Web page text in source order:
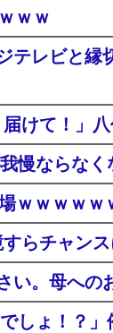
ｗｗ
テレビと
けて！」
慢ならな
ｗｗｗｗ
らチャン
い。母へ
しょ！？